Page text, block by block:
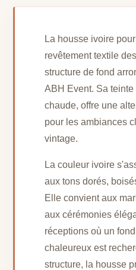
La housse ivoire
revêtement textile
structure de fond
ABH Event. Sa
chaude, offre une
pour les ambiances
vintage.
La couleur ivoire
aux tons dorés,
Elle convient aux
aux cérémonies
réceptions où un
chaleureux est
structure, la housse